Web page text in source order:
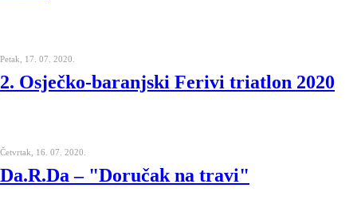
Petak, 17. 07. 2020.
2. Osječko-baranjski Ferivi triatlon 2020
Četvrtak, 16. 07. 2020.
Da.R.Da – "Doručak na travi"